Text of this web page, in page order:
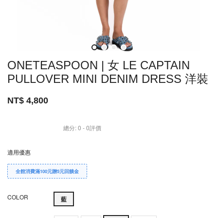
ONETEASPOON | 女 LE CAPTAIN
PULLOVER MINI DENIM DRESS 洋裝
NT$ 4,800
總分:0 -0評價
適用優惠
全館消費滿100元贈5元回饋金
COLOR 藍